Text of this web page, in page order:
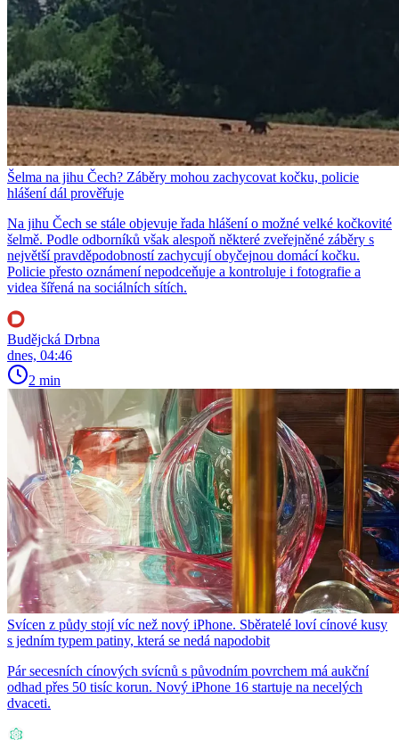
Šelma na jihu Čech? Záběry mohou zachycovat kočku, policie
hlášení dál prověřuje
Na jihu Čech se stále objevuje řada hlášení o možné velké kočkovité
šelmě. Podle odborníků však alespoň některé zveřejněné záběry s
největší pravděpodobností zachycují obyčejnou domácí kočku.
Policie přesto oznámení nepodceňuje a kontroluje i fotografie a
videa šířená na sociálních sítích.
Budějcká Drbna
dnes, 04:46
2 min
Svícen z půdy stojí víc než nový iPhone. Sběratelé loví cínové kusy
s jedním typem patiny, která se nedá napodobit
Pár secesních cínových svícnů s původním povrchem má aukční
odhad přes 50 tisíc korun. Nový iPhone 16 startuje na necelých
dvaceti.